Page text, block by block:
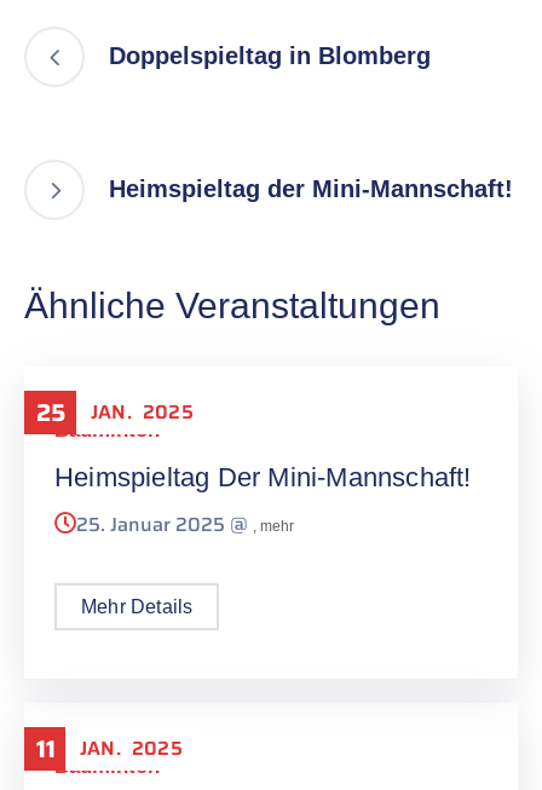
Doppelspieltag in Blomberg
Heimspieltag der Mini-Mannschaft!
Ähnliche Veranstaltungen
25 JAN. 2025
Badminton
Heimspieltag Der Mini-Mannschaft!
25. Januar 2025 @ , mehr
Mehr Details
11 JAN. 2025
Badminton